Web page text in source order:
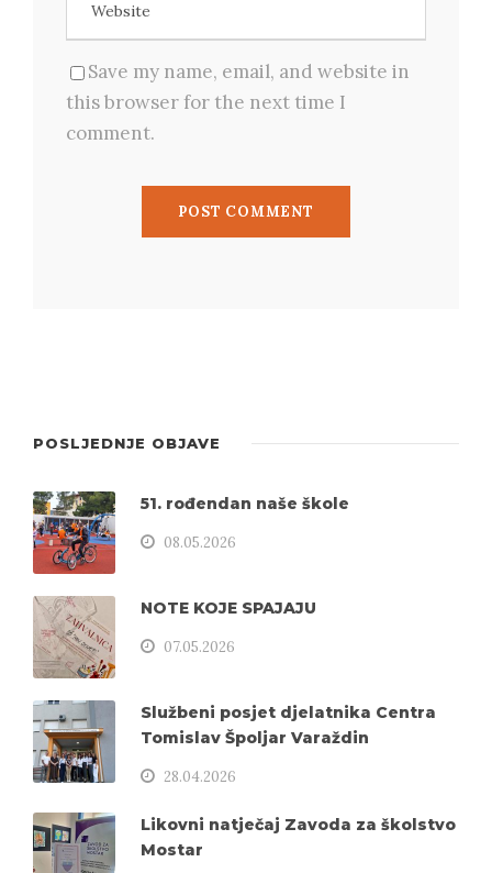
Save my name, email, and website in
this browser for the next time I
comment.
POSLJEDNJE OBJAVE
51. rođendan naše škole
08.05.2026
NOTE KOJE SPAJAJU
07.05.2026
Službeni posjet djelatnika Centra
Tomislav Špoljar Varaždin
28.04.2026
Likovni natječaj Zavoda za školstvo
Mostar